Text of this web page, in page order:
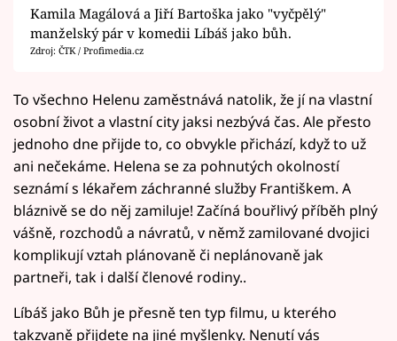
Kamila Magálová a Jiří Bartoška jako "vyčpělý"
manželský pár v komedii Líbáš jako bůh.
Zdroj: ČTK / Profimedia.cz
To všechno Helenu zaměstnává natolik, že jí na vlastní
osobní život a vlastní city jaksi nezbývá čas. Ale přesto
jednoho dne přijde to, co obvykle přichází, když to už
ani nečekáme. Helena se za pohnutých okolností
seznámí s lékařem záchranné služby Františkem. A
bláznivě se do něj zamiluje! Začíná bouřlivý příběh plný
vášně, rozchodů a návratů, v němž zamilované dvojici
komplikují vztah plánovaně či neplánovaně jak
partneři, tak i další členové rodiny..
Líbáš jako Bůh je přesně ten typ filmu, u kterého
takzvaně přijdete na jiné myšlenky. Nenutí vás